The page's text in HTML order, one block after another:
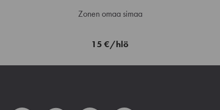
Zonen omaa simaa
15 €/hlö